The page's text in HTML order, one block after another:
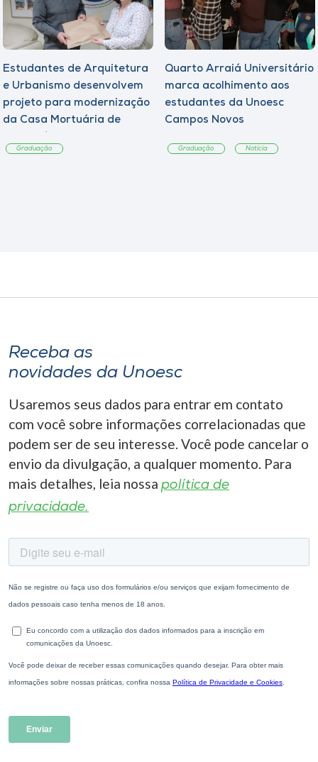
Estudantes de Arquitetura
e Urbanismo desenvolvem
projeto para modernização
da Casa Mortuária de
Graduação
Quarto Arraiá Universitário
marca acolhimento aos
estudantes da Unoesc
Campos Novos
Graduação Notícia
Receba as
novidades da Unoesc
Usaremos seus dados para entrar em contato
com você sobre informações correlacionadas que
podem ser de seu interesse. Você pode cancelar o
envio da divulgação, a qualquer momento. Para
mais detalhes, leia nossa política de
privacidade.